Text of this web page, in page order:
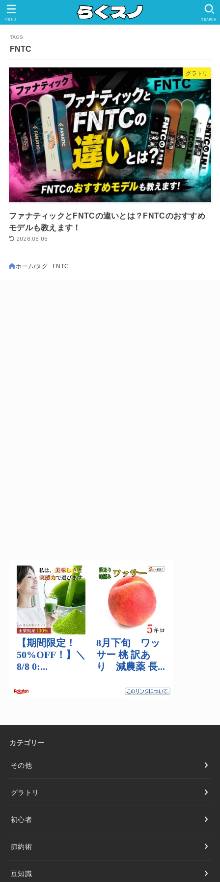
SEARCH
MENU
FNTC
グラトリ
ファナティックとFNTCの違いとは？FNTCのおすすめ
モデルも教えます！
2026.06.06
ホーム タグ : FNTC
カテゴリー
その他
グラトリ
初心者
節約術
豆知識